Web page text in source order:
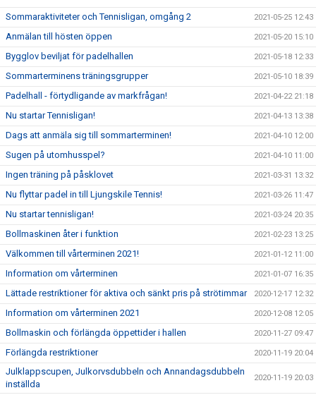
Sommaraktiviteter och Tennisligan, omgång 2 2021-05-25 12:43
Anmälan till hösten öppen 2021-05-20 15:10
Bygglov beviljat för padelhallen 2021-05-18 12:33
Sommarterminens träningsgrupper 2021-05-10 18:39
Padelhall - förtydligande av markfrågan! 2021-04-22 21:18
Nu startar Tennisligan! 2021-04-13 13:38
Dags att anmäla sig till sommarterminen! 2021-04-10 12:00
Sugen på utomhusspel? 2021-04-10 11:00
Ingen träning på påsklovet 2021-03-31 13:32
Nu flyttar padel in till Ljungskile Tennis! 2021-03-26 11:47
Nu startar tennisligan! 2021-03-24 20:35
Bollmaskinen åter i funktion 2021-02-23 13:25
Välkommen till vårterminen 2021! 2021-01-12 11:00
Information om vårterminen 2021-01-07 16:35
Lättade restriktioner för aktiva och sänkt pris på strötimmar 2020-12-17 12:32
Information om vårterminen 2021 2020-12-08 12:05
Bollmaskin och förlängda öppettider i hallen 2020-11-27 09:47
Förlängda restriktioner 2020-11-19 20:04
Julklappscupen, Julkorvsdubbeln och Annandagsdubbeln
inställda
2020-11-19 20:03